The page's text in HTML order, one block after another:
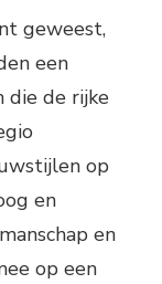
geweest,
een
die de rijke
op
en
en
op een